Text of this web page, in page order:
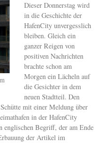
Dieser Donnerstag wird
in die Geschichte der
HafenCity unvergesslich
bleiben. Gleich ein
ganzer Reigen von
positiven Nachrichten
brachte schon am
Morgen ein Lächeln auf
die Gesichter in dem
neuen Stadtteil. Den
mit einer Meldung über
in der HafenCity
englischen Begriff, der am Ende
der Artikel im